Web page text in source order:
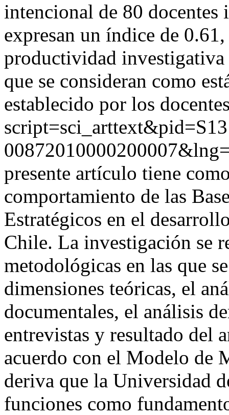
intencional de 80 docentes
expresan un índice de
productividad
que se consideran como
establecido por los
presente artículo tiene
comportamiento de las
Estratégicos en el
Chile. La investigación se
metodológicas en las que
dimensiones teóricas, el
documentales, el análisis
entrevistas y resultado del
acuerdo con el Modelo de
deriva que la Universidad
funciones como